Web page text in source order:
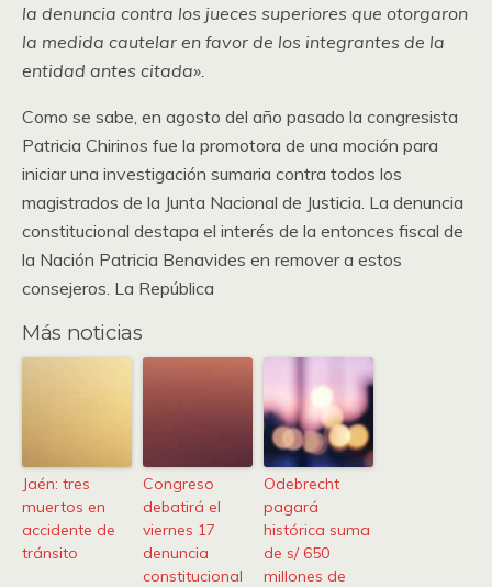
la denuncia contra los jueces superiores que otorgaron
la medida cautelar en favor de los integrantes de la
entidad antes citada».
Como se sabe, en agosto del año pasado la congresista
Patricia Chirinos fue la promotora de una moción para
iniciar una investigación sumaria contra todos los
magistrados de la Junta Nacional de Justicia. La denuncia
constitucional destapa el interés de la entonces fiscal de
la Nación Patricia Benavides en remover a estos
consejeros. La República
Más noticias
Jaén: tres
muertos en
accidente de
tránsito
Congreso
debatirá el
viernes 17
denuncia
constitucional
Odebrecht
pagará
histórica suma
de s/ 650
millones de